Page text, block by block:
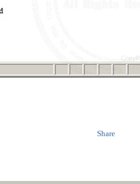
Share